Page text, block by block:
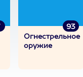
93
Огнестрельное
оружие